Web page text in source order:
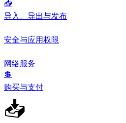
📥
导入、导出与发布
安全与应用权限
网络服务
💲
购买与支付
📥